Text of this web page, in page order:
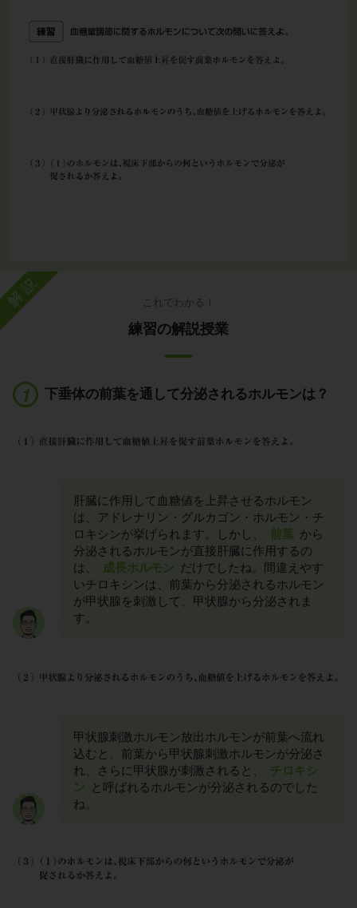
解説 これでわかる！
練習の解説授業
下垂体の前葉を通して分泌されるホルモンは？
肝臓に作用して血糖値を上昇させるホルモン
は、アドレナリン・グルカゴン・ホルモン・チ
ロキシンが挙げられます。しかし、
前葉 から
分泌されるホルモンが直接肝臓に作用するの
は、
成長ホルモン
だけでしたね。間違えやす
いチロキシンは、前葉から分泌されるホルモン
が甲状腺を刺激して、甲状腺から分泌されま
す。
甲状腺刺激ホルモン放出ホルモンが前葉へ流れ
込むと、前葉から甲状腺刺激ホルモンが分泌さ
れ、さらに甲状腺が刺激されると、
チロキシ
ン
と呼ばれるホルモンが分泌されるのでした
ね。